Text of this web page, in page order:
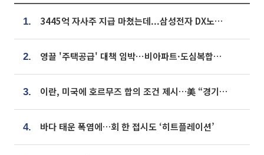
1. 3445억 자사주 지급 마쳤는데...삼성전자 DX노조, 뒤늦은 '떼쓰기 집회'
2. 영끌 '주택공급' 대책 임박⋯비아파트·도심복합까지 총동원
3. 이란, 미국에 호르무즈 합의 조건 제시…美 “경기 아직 안 끝나” [종합]
4. 바다 태운 폭염에…회 한 접시도 ‘히트플레이션’